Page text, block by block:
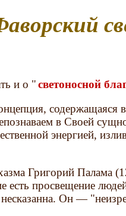
и о "светоносной
содержащаяся
в Своей
энергией,
Григорий Палама
есть просвещение
Он —